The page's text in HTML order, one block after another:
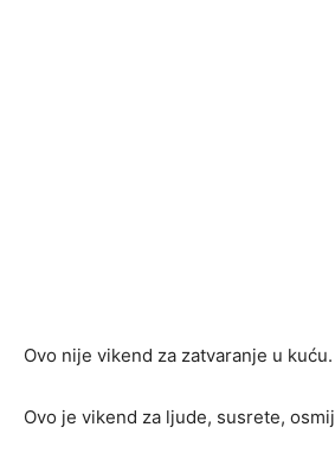
Ovo nije vikend za zatvaranje u kuću.
Ovo je vikend za ljude, susrete,